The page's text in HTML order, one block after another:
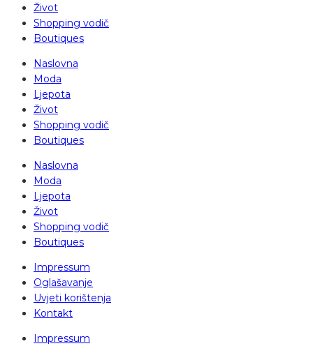
Život
Shopping vodič
Boutiques
Naslovna
Moda
Ljepota
Život
Shopping vodič
Boutiques
Naslovna
Moda
Ljepota
Život
Shopping vodič
Boutiques
Impressum
Oglašavanje
Uvjeti korištenja
Kontakt
Impressum